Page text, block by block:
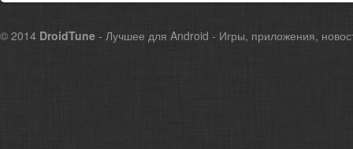
© 2014 DroidTune - Лучшее для Android - Игры, приложения,